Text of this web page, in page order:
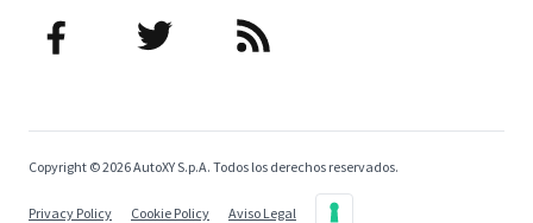
Copyright © 2026 AutoXY S.p.A. Todos los derechos reservados.
Privacy Policy Cookie Policy Aviso Legal